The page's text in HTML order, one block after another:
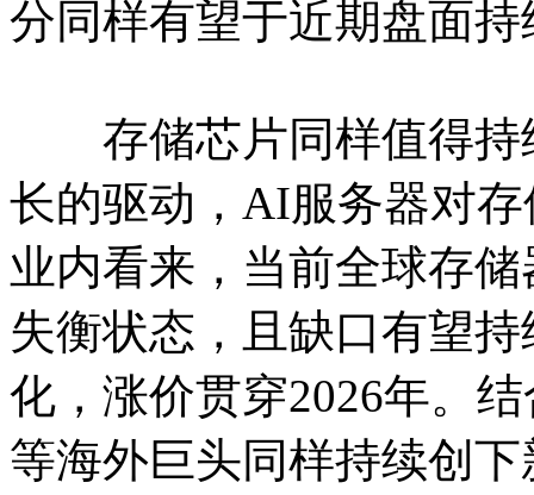
分同样有望于近期盘面
存储芯片同样值得持
长的驱动，AI服务器对
业内看来，当前全球存
失衡状态，且缺口有望
化，涨价贯穿2026年。
等海外巨头同样持续创